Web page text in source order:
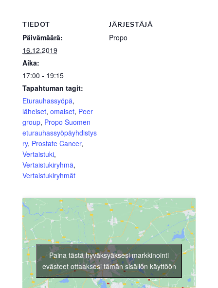
TIEDOT
Päivämäärä:
16.12.2019
Aika:
17:00 - 19:15
Tapahtuman tagit:
Eturauhassyöpä,
läheiset, omaiset, Peer
group, Propo Suomen
eturauhassyöpäyhdistys
ry, Prostate Cancer,
Vertaistuki,
Vertaistukiryhmä,
Vertaistukiryhmät
JÄRJESTÄJÄ
Propo
Paina tästä hyväksyäksesi markkinointi
evästeet ottaaksesi tämän sisällön käyttöön